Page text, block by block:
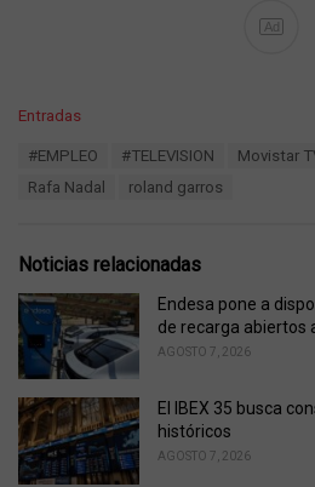
Ad
C
s
:
Entradas
#EMPLEO #TELEVISION Movistar
Rafa Nadal
roland garros
Noticias relacionadas
Endesa pone a
de recarga abiertos
AGOSTO 7, 2026
El IBEX 35 busca
históricos
AGOSTO 7, 2026